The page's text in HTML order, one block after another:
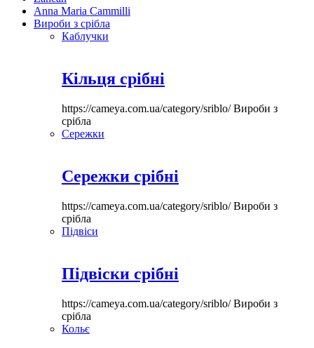
Anna Maria Cammilli
Вироби з срібла
Каблучки
Кільця срібні
https://cameya.com.ua/category/sriblo/Вироби з
срібла
Сережки
Сережки срібні
https://cameya.com.ua/category/sriblo/Вироби з
срібла
Підвіси
Підвіски срібні
https://cameya.com.ua/category/sriblo/Вироби з
срібла
Кольє